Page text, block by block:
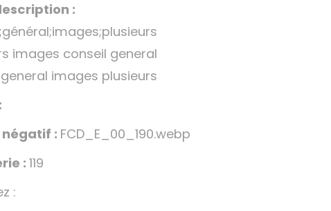
:
images conseil general
images plusieurs
négatif : FCD_E_00_190.webp
:119
: